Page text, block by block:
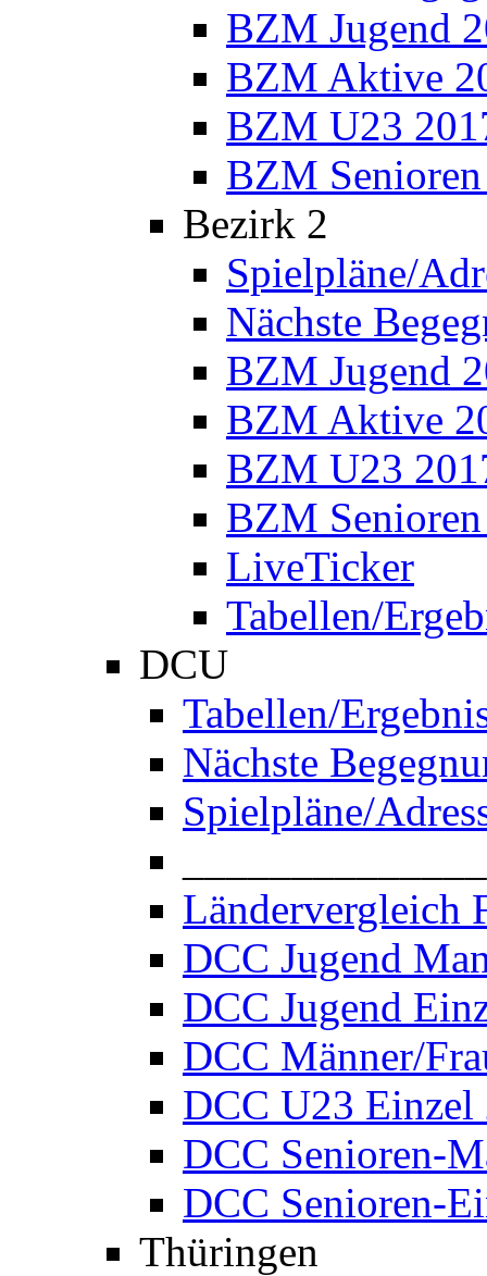
BZM Jugend
BZM Aktive
BZM U23
BZM
Bezirk 2
Spielpläne/
Nächste
BZM Jugend
BZM Aktive
BZM U23
BZM
LiveTicker
Tabellen/
DCU
Tabellen/
Nächste
Spielpläne/
Ländervergleich
DCC Jugend
DCC Jugend
DCC Männer/
DCC U23 Einzel
DCC Senioren-
DCC Senioren-
Thüringen